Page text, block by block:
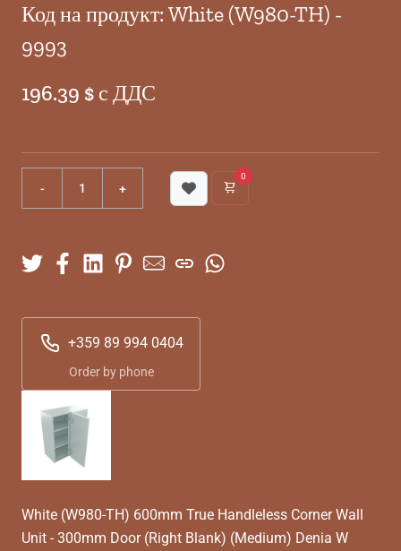
Код на продукт: White (W980-TH) -
9993
196.39 $ с ДДС
0
+359 89 994 0404
Order by phone
White (W980-TH) 600mm True Handleless Corner Wall
Unit - 300mm Door (Right Blank) (Medium) Denia W